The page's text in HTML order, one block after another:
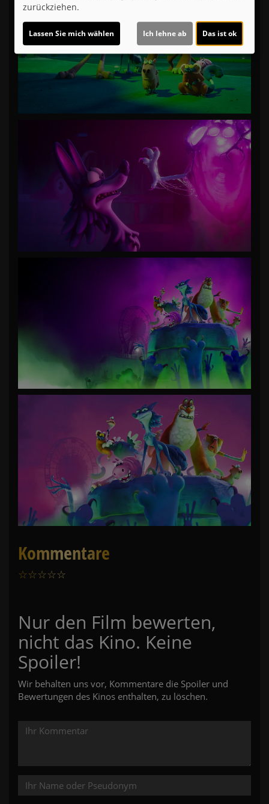
Kommentare
☆☆☆☆☆
Nur den Film bewerten,
nicht das Kino. Keine
Spoiler!
Wir behalten uns vor, Kommentare die Spoiler und
Bewertungen des Kinos enthalten, zu löschen.
zurückziehen.
Lassen Sie mich wählen Ich lehne ab Das ist ok